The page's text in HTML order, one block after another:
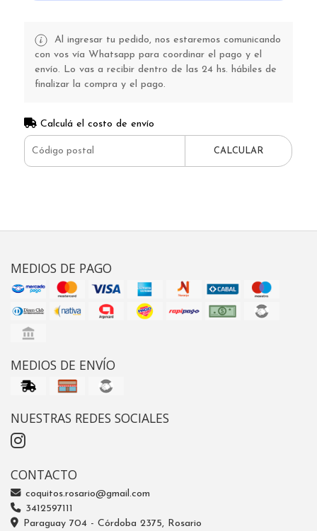
Al ingresar tu pedido, nos estaremos comunicando
con vos vía Whatsapp para coordinar el pago y el
envío. Lo vas a recibir dentro de las 24 hs. hábiles de
finalizar la compra y el pago.
Calculá el costo de envío
CALCULAR
MEDIOS DE PAGO
MEDIOS DE ENVÍO
NUESTRAS REDES SOCIALES
CONTACTO
coquitos.rosario@gmail.com
3412597111
Paraguay 704 - Córdoba 2375, Rosario